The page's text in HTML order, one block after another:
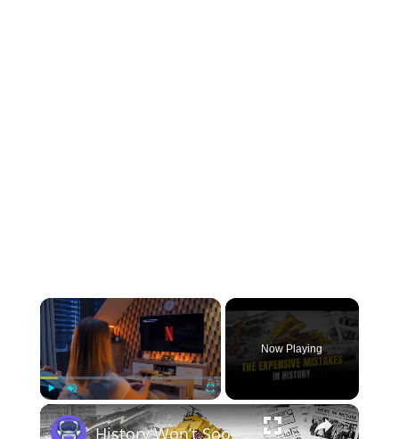
×
Play Unmute Fullscreen
Now Playing
×
History Won’t Soon Forget These Expensive Mistakes | 12am News